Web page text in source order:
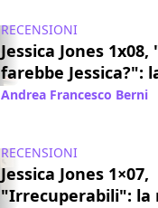
RECENSIONI
Jessica Jones 1x08,
farebbe Jessica?":
Andrea Francesco Berni
RECENSIONI
Jessica Jones 1×07,
"Irrecuperabili": la